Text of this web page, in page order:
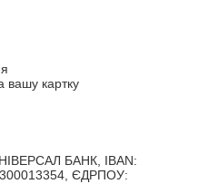
вашу картку
БАНК, IBAN:
ЄДРПОУ: